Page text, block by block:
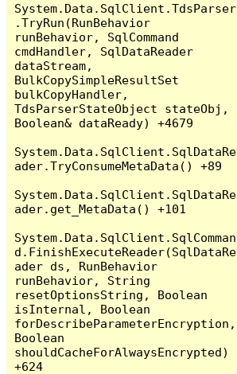
System.Data.SqlClient.TdsParser
.TryRun(RunBehavior
runBehavior, SqlCommand
cmdHandler, SqlDataReader
dataStream,
BulkCopySimpleResultSet
bulkCopyHandler,
TdsParserStateObject stateObj,
Boolean& dataReady) +4679
System.Data.SqlClient.SqlDataRe
ader.TryConsumeMetaData() +89
System.Data.SqlClient.SqlDataRe
ader.get_MetaData() +101
System.Data.SqlClient.SqlComman
d.FinishExecuteReader(SqlDataRe
ader ds, RunBehavior
runBehavior, String
resetOptionsString, Boolean
isInternal, Boolean
forDescribeParameterEncryption,
Boolean
shouldCacheForAlwaysEncrypted)
+624